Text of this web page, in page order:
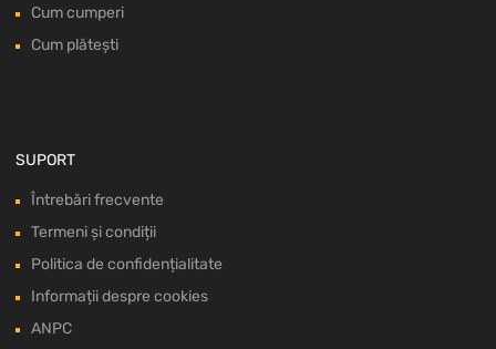
Cum cumperi
Cum plătești
SUPORT
Întrebări frecvente
Termeni și condiții
Politica de confidențialitate
Informații despre cookies
ANPC